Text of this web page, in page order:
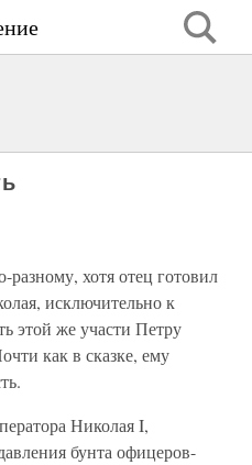
разному, хотя отец готовил
исключительно к
этой же участи Петру
как в сказке, ему
Николая I,
бунта офицеров-